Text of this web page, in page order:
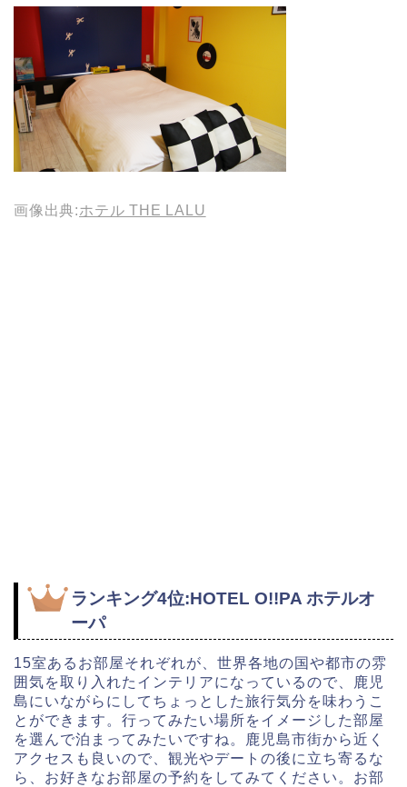
画像出典:ホテル THE LALU
ランキング4位:HOTEL O!!PA ホテルオ
ーパ
15室あるお部屋それぞれが、世界各地の国や都市の雰
囲気を取り入れたインテリアになっているので、鹿児
島にいながらにしてちょっとした旅行気分を味わうこ
とができます。行ってみたい場所をイメージした部屋
を選んで泊まってみたいですね。鹿児島市街から近く
アクセスも良いので、観光やデートの後に立ち寄るな
ら、お好きなお部屋の予約をしてみてください。お部